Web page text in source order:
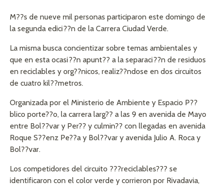
M??s de nueve mil personas participaron este domingo de
la segunda edici??n de la Carrera Ciudad Verde.
La misma busca concientizar sobre temas ambientales y
que en esta ocasi??n apunt?? a la separaci??n de residuos
en reciclables y org??nicos, realiz??ndose en dos circuitos
de cuatro kil??metros.
Organizada por el Ministerio de Ambiente y Espacio P??
blico porte??o, la carrera larg?? a las 9 en avenida de Mayo
entre Bol??var y Per?? y culmin?? con llegadas en avenida
Roque S??enz Pe??a y Bol??var y avenida Julio A. Roca y
Bol??var.
Los competidores del circuito ???reciclables??? se
identificaron con el color verde y corrieron por Rivadavia,